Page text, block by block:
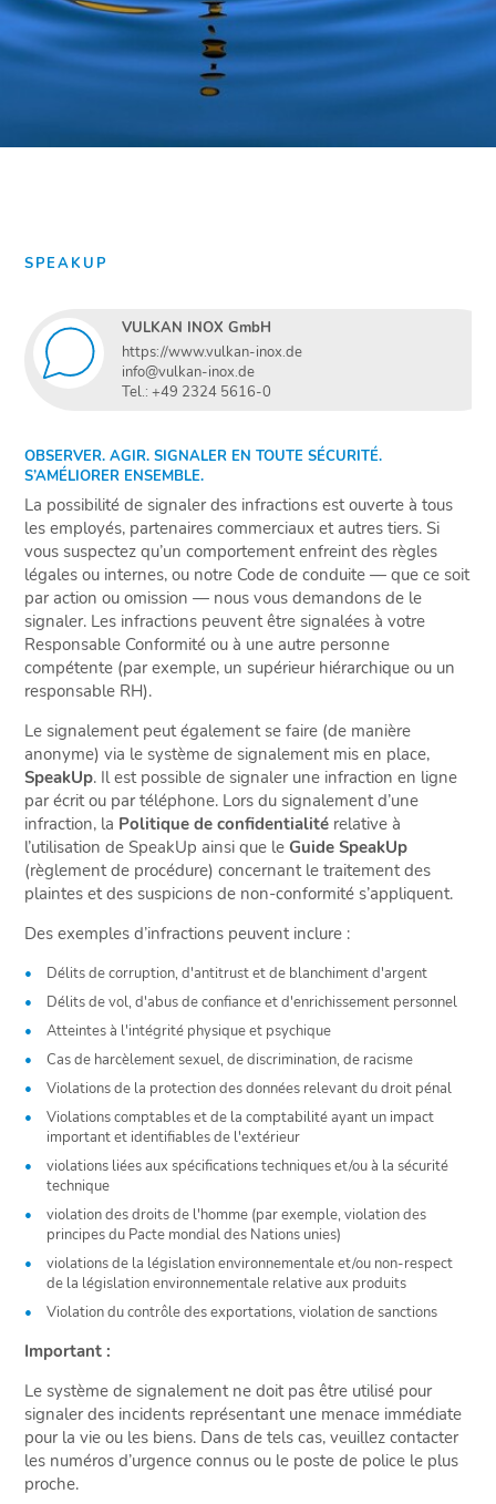
SPEAKUP
VULKAN INOX GmbH
https://www.vulkan-inox.de
info@vulkan-inox.de
Tel.: +49 2324 5616-0
OBSERVER. AGIR. SIGNALER EN TOUTE SÉCURITÉ.
S’AMÉLIORER ENSEMBLE.
La possibilité de signaler des infractions est ouverte à tous
les employés, partenaires commerciaux et autres tiers. Si
vous suspectez qu’un comportement enfreint des règles
légales ou internes, ou notre Code de conduite — que ce soit
par action ou omission — nous vous demandons de le
signaler. Les infractions peuvent être signalées à votre
Responsable Conformité ou à une autre personne
compétente (par exemple, un supérieur hiérarchique ou un
responsable RH).
Le signalement peut également se faire (de manière
anonyme) via le système de signalement mis en place,
SpeakUp. Il est possible de signaler une infraction en ligne
par écrit ou par téléphone. Lors du signalement d’une
infraction, la Politique de confidentialité relative à
l’utilisation de SpeakUp ainsi que leGuide SpeakUp
(règlement de procédure) concernant le traitement des
plaintes et des suspicions de non-conformité s’appliquent.
Des exemples d’infractions peuvent inclure :
Délits de corruption, d'antitrust et de blanchiment d'argent
Délits de vol, d'abus de confiance et d'enrichissement personnel
Atteintes à l'intégrité physique et psychique
Cas de harcèlement sexuel, de discrimination, de racisme
Violations de la protection des données relevant du droit pénal
Violations comptables et de la comptabilité ayant un impact
important et identifiables de l'extérieur
violations liées aux spécifications techniques et/ou à la sécurité
technique
violation des droits de l'homme (par exemple, violation des
principes du Pacte mondial des Nations unies)
violations de la législation environnementale et/ou non-respect
de la législation environnementale relative aux produits
Violation du contrôle des exportations, violation de sanctions
Important :
Le système de signalement ne doit pas être utilisé pour
signaler des incidents représentant une menace immédiate
pour la vie ou les biens. Dans de tels cas, veuillez contacter
les numéros d’urgence connus ou le poste de police le plus
proche.